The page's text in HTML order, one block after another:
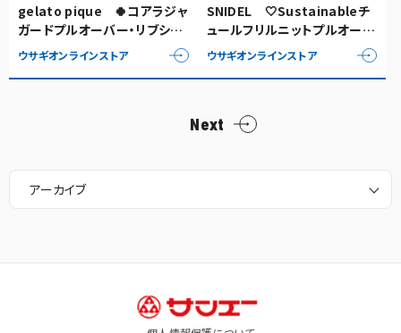
gelato pique 🍀コアラジャ
ガードプルオーバー・リブショ
ートパン・🐨
ウサギオンラインストア
SNIDEL 🤍Sustainableチ
ュールフリルニットプルオーバ
ー🤍
ウサギオンラインストア
Next
アーカイブ